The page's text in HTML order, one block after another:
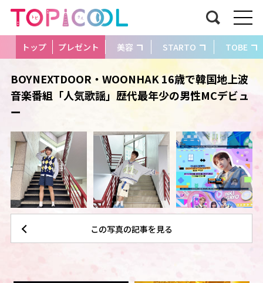
トップ プレゼント 美容 STARTO TOBE
BOYNEXTDOOR・WOONHAK 16歳で韓国地上波
音楽番組「人気歌謡」歴代最年少の男性MCデビュ
ー
この写真の記事を見る